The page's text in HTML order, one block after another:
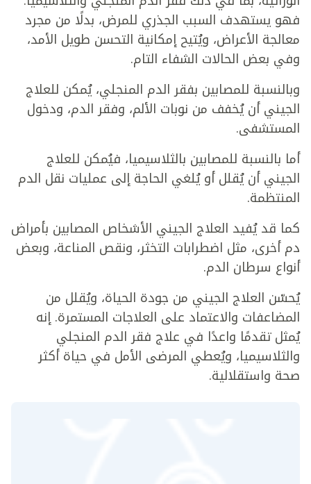
فهو يستهدف السبب الجذري للمرض، بدلًا من مجرد
معالجة الأعراض، ويُتيح إمكانية التحسن طويل الأمد،
وفي بعض الحالات الشفاء التام.
وبالنسبة للمصابين بفقر الدم المنجلي، يُمكن للعلاج
الجيني أن يُخفف من نوبات الألم، وفقر الدم، ودخول
المستشفى.
أما بالنسبة للمصابين بالثلاسيميا، فيُمكن للعلاج
الجيني أن يُقلل أو يُلغي الحاجة إلى عمليات نقل الدم
المنتظمة.
كما قد يُفيد العلاج الجيني الأشخاص المصابين بأمراض
دم أخرى، مثل اضطرابات التخثر، ونقص المناعة، وبعض
أنواع سرطان الدم.
يُحسّن العلاج الجيني من جودة الحياة، ويُقلل من
المضاعفات والاعتماد على العلاجات المستمرة. إنه
يُمثل تقدمًا واعدًا في علاج فقر الدم المنجلي
والثلاسيميا، ويُعطي المرضى الأمل في حياة أكثر
صحة واستقلالية.